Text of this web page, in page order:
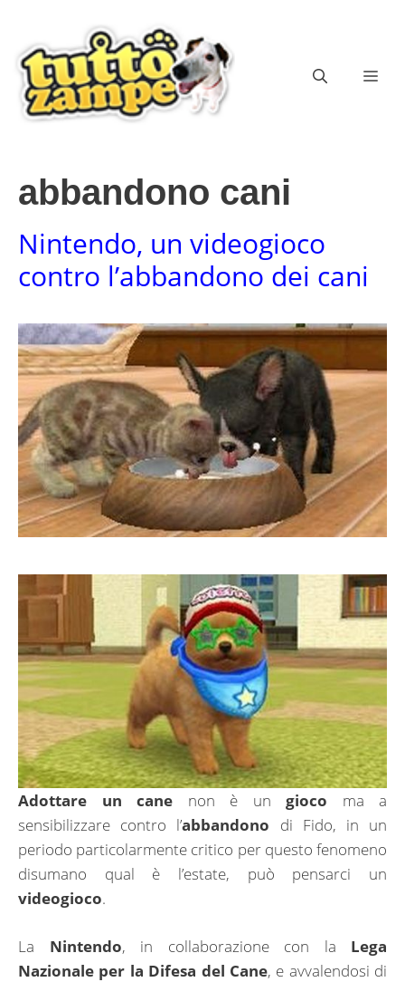
contenuto
abbandono cani
Nintendo, un videogioco
contro l’abbandono dei cani
Adottare un cane non è un gioco ma a
sensibilizzare contro l’abbandono di Fido, in un
periodo particolarmente critico per questo fenomeno
disumano qual è l’estate, può pensarci un
videogioco.
La Nintendo, in collaborazione con la Lega
Nazionale per la Difesa del Cane, e avvalendosi di